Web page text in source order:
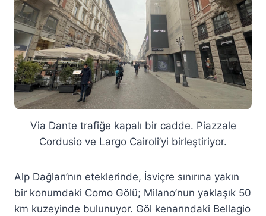
Via Dante trafiğe kapalı bir cadde. Piazzale
Cordusio ve Largo Cairoli’yi birleştiriyor.
Alp Dağları’nın eteklerinde, İsviçre sınırına yakın
bir konumdaki Como Gölü; Milano’nun yaklaşık 50
km kuzeyinde bulunuyor. Göl kenarındaki Bellagio